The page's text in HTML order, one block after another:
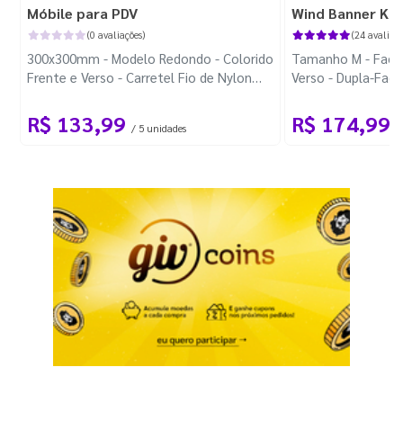
Móbile para PDV
(0 avaliações)
300x300mm - Modelo Redondo - Colorido
Frente e Verso - Carretel Fio de Nylon
R$ 133,99 / 5 unidades
Wind Banner
(24
Tamanho M -
Verso - Dupla-
R$ 174,99